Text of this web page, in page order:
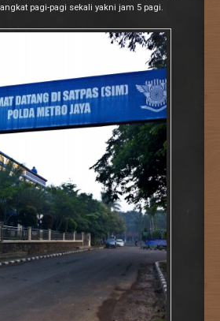
pagi-pagi sekali yakni jam 5 pagi.